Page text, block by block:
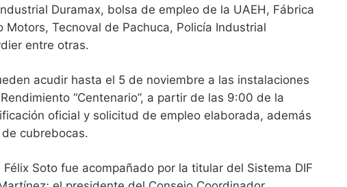
Duramax, bolsa de empleo de la UAEH, Fábrica
Motors, Tecnoval de Pachuca, Policía Industrial
entre otras.
acudir hasta el 5 de noviembre a las instalaciones
“Centenario”, a partir de las 9:00 de la
oficial y solicitud de empleo elaborada, además
cubrebocas.
Félix Soto fue acompañado por la titular del Sistema DIF